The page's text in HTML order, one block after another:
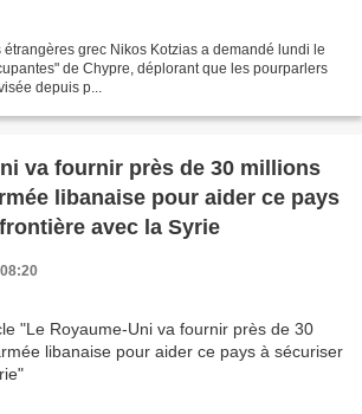
étrangères grec Nikos Kotzias a demandé lundi le
de Chypre, déplorant que les pourparlers
depuis p...
va fournir près de 30 millions
libanaise pour aider ce pays
avec la Syrie